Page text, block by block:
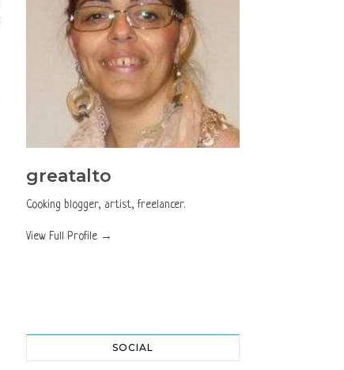
greatalto
Cooking blogger, artist, freelancer.
View Full Profile →
SOCIAL